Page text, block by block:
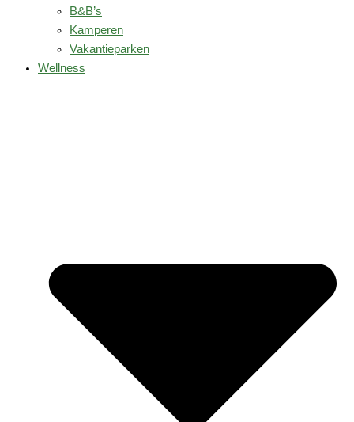
B&B’s
Kamperen
Vakantieparken
Wellness